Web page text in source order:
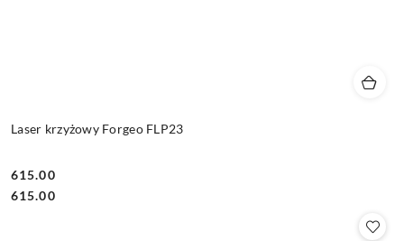
Laser krzyżowy Forgeo FLP23
Cena:
615.00
Cena:
615.00